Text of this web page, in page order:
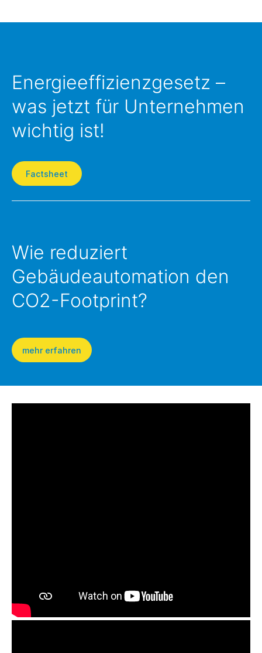
Energieeffizienzgesetz –
was jetzt für Unternehmen
wichtig ist!
Factsheet
Wie reduziert
Gebäudeautomation den
CO2-Footprint?
mehr erfahren